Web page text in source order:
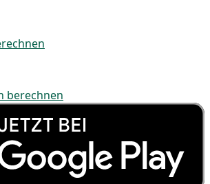
berechnen